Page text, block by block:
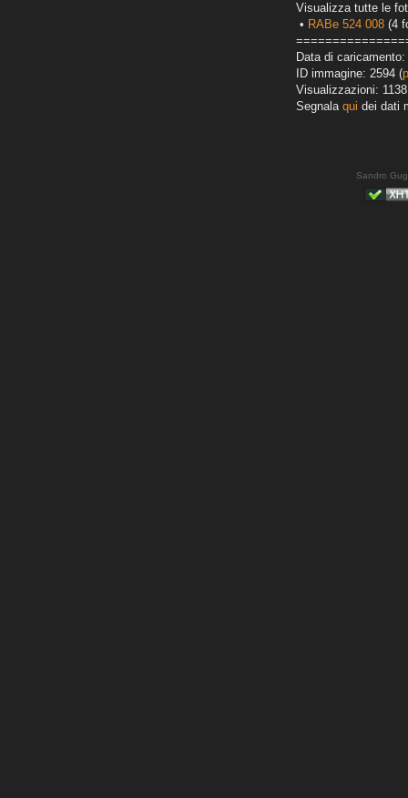
Visualizza tutte le
• RABe 524 008 (4
Data di
ID immagine: 2594 (
Visualizzazioni: 1138
Segnala qui dei dati
Sandro